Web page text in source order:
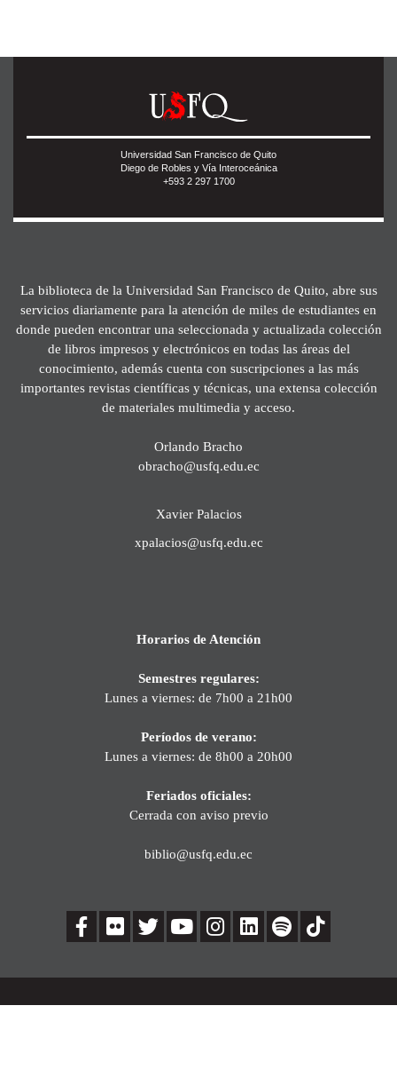
Universidad San Francisco de Quito
Diego de Robles y Vía Interoceánica
+593 2 297 1700
La biblioteca de la Universidad San Francisco de Quito, abre sus
servicios diariamente para la atención de miles de estudiantes en
donde pueden encontrar una seleccionada y actualizada colección
de libros impresos y electrónicos en todas las áreas del
conocimiento, además cuenta con suscripciones a las más
importantes revistas científicas y técnicas, una extensa colección
de materiales multimedia y acceso.
Orlando Bracho
obracho@usfq.edu.ec
Xavier Palacios
xpalacios@usfq.edu.ec
Horarios de Atención
Semestres regulares:
Lunes a viernes: de 7h00 a 21h00
Períodos de verano:
Lunes a viernes: de 8h00 a 20h00
Feriados oficiales:
Cerrada con aviso previo
biblio@usfq.edu.ec